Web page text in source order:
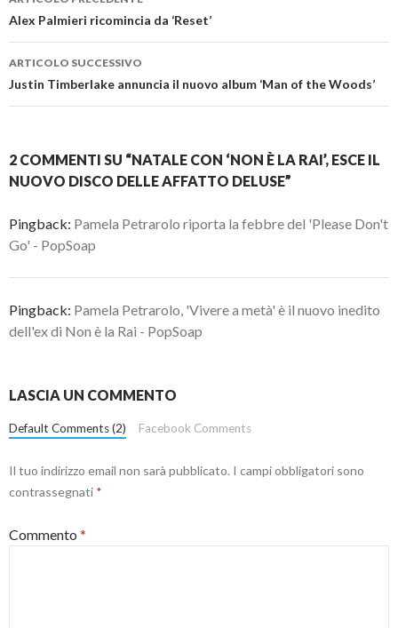
articolo
Alex Palmieri ricomincia da ‘Reset’
ARTICOLO SUCCESSIVO
Justin Timberlake annuncia il nuovo album ‘Man of the Woods’
2 COMMENTI SU “NATALE CON ‘NON È LA RAI’, ESCE IL
NUOVO DISCO DELLE AFFATTO DELUSE”
Pingback: Pamela Petrarolo riporta la febbre del 'Please Don't
Go' - PopSoap
Pingback: Pamela Petrarolo, 'Vivere a metà' è il nuovo inedito
dell'ex di Non è la Rai - PopSoap
LASCIA UN COMMENTO
Default Comments (2) Facebook Comments
Il tuo indirizzo email non sarà pubblicato. I campi obbligatori sono
contrassegnati *
Commento *